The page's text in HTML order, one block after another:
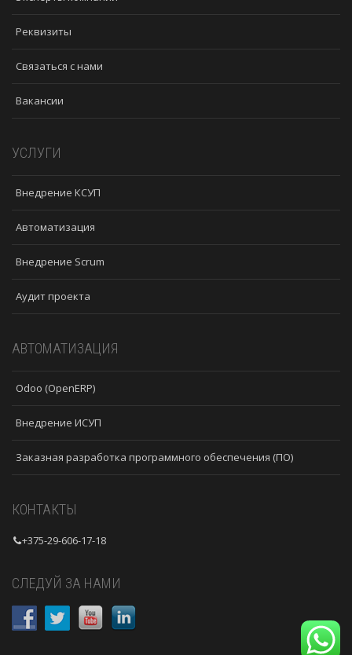
Реквизиты
Связаться с нами
Вакансии
УСЛУГИ
Внедрение КСУП
Автоматизация
Внедрение Scrum
Аудит проекта
АВТОМАТИЗАЦИЯ
Odoo (OpenERP)
Внедрение ИСУП
Заказная разработка программного обеспечения (ПО)
КОНТАКТЫ
+375-29-606-17-18
СЛЕДУЙ ЗА НАМИ